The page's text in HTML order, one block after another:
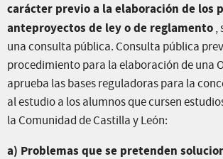
carácter previo a la elaboración de los
anteproyectos de ley o de reglamento,
una consulta pública. Consulta pública
procedimiento para la elaboración de una
aprueba las bases reguladoras para la
al estudio a los alumnos que cursen
la Comunidad de Castilla y León:
a) Problemas que se pretenden